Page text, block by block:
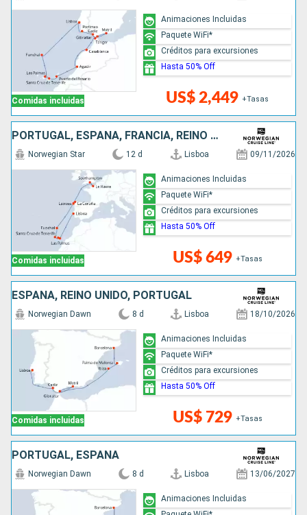
Comidas incluidas US$ 2,449 +Tasas
Animaciones Incluidas
Paquete WiFi*
Créditos para excursiones
Hasta 50% Off
PORTUGAL, ESPAÑA, FRANCIA, REINO UNIDO
Comidas incluidas
Norwegian Star 12 d Lisboa 09/11/2026
US$ 649 +Tasas
Animaciones Incluidas
Paquete WiFi*
Créditos para excursiones
Hasta 50% Off
ESPAÑA, REINO UNIDO, PORTUGAL
Comidas incluidas
Norwegian Dawn 8 d Lisboa 18/10/2026
US$ 729 +Tasas
Animaciones Incluidas
Paquete WiFi*
Créditos para excursiones
Hasta 50% Off
PORTUGAL, ESPAÑA
Norwegian Dawn 8 d Lisboa 13/06/2027
Animaciones Incluidas